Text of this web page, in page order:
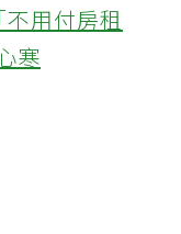
用付房租
寒